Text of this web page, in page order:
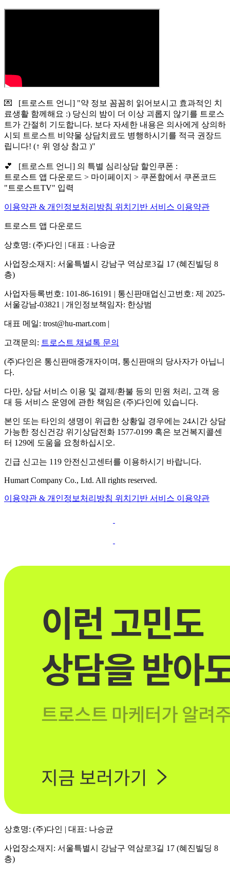
💌 [트로스트 언니] "약 정보 꼼꼼히 읽어보시고 효과적인 치
료생활 함께해요 :) 당신의 밤이 더 이상 괴롭지 않기를 트로스
트가 간절히 기도합니다. 보다 자세한 내용은 의사에게 상의하
시되 트로스트 비약물 상담치료도 병행하시기를 적극 권장드
립니다! (↑ 위 영상 참고 )"
💕 [트로스트 언니] 의 특별 심리상담 할인쿠폰 :
트로스트 앱 다운로드 > 마이페이지 > 쿠폰함에서 쿠폰코드
"트로스트TV" 입력
이용약관 & 개인정보처리방침 위치기반 서비스 이용약관
트로스트 앱 다운로드
상호명: (주)다인 | 대표 : 나승균
사업장소재지: 서울특별시 강남구 역삼로3길 17 (혜진빌딩 8
층)
사업자등록번호: 101-86-16191 | 통신판매업신고번호: 제 2025-
서울강남-03821 | 개인정보책임자: 한상범
대표 메일: trost@hu-mart.com |
고객문의: 트로스트 채널톡 문의
(주)다인은 통신판매중개자이며, 통신판매의 당사자가 아닙니
다.
다만, 상담 서비스 이용 및 결제/환불 등의 민원 처리, 고객 응
대 등 서비스 운영에 관한 책임은 (주)다인에 있습니다.
본인 또는 타인의 생명이 위급한 상황일 경우에는 24시간 상담
가능한 정신건강 위기상담전화 1577-0199 혹은 보건복지콜센
터 129에 도움을 요청하십시오.
긴급 신고는 119 안전신고센터를 이용하시기 바랍니다.
Humart Company Co., Ltd. All rights reserved.
이용약관 & 개인정보처리방침 위치기반 서비스 이용약관
상호명: (주)다인 | 대표: 나승균
사업장소재지: 서울특별시 강남구 역삼로3길 17 (혜진빌딩 8
층)